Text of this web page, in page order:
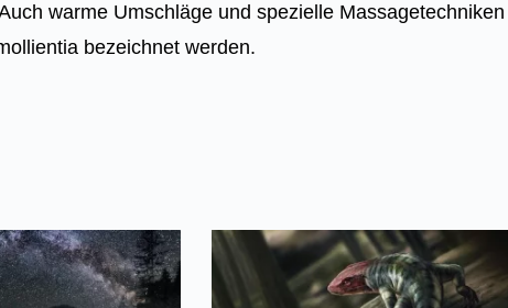
warme Umschläge und spezielle Massagetechniken
bezeichnet werden.